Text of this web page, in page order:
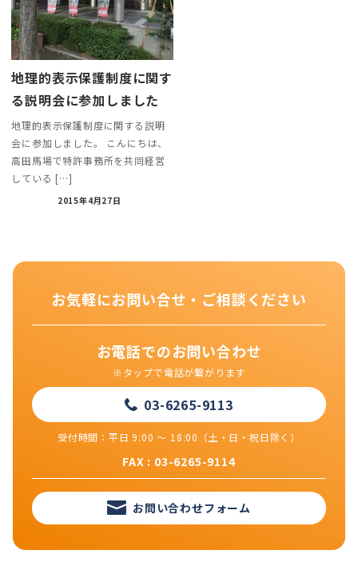
地理的表示保護制度に関す
る説明会に参加しました
地理的表示保護制度に関する説明
会に参加しました。 こんにちは、
高田馬場で特許事務所を共同経営
している […]
2015年4月27日
お気軽にお問い合せ・ご相談ください
お電話でのお問い合わせ
※タップで電話が繋がります
受付時間：平日 9:00 ～ 18:00（土・日・祝日除く）
03-6265-9113
FAX : 03-6265-9114
お問い合わせフォーム